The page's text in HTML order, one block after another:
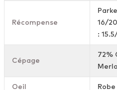
Récompense
16/
:
Cépage
72%
Oeil